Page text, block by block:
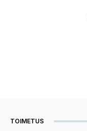
TOIMETUS